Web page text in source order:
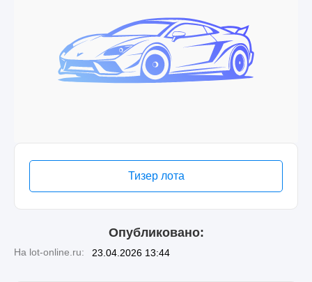
Тизер лота
Опубликовано:
На lot-online.ru: 23.04.2026 13:44